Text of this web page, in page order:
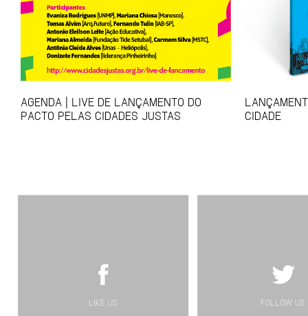
AGENDA | LIVE DE LANÇAMENTO DO
PACTO PELAS CIDADES JUSTAS
CIDADE
LIKE US FOLLOW US